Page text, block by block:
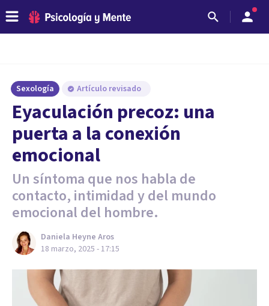
Sexología Artículo revisado
Eyaculación precoz: una
puerta a la conexión
emocional
Un síntoma que nos habla de
contacto, intimidad y del mundo
emocional del hombre.
Daniela Heyne Aros
18 marzo, 2025 - 17:15